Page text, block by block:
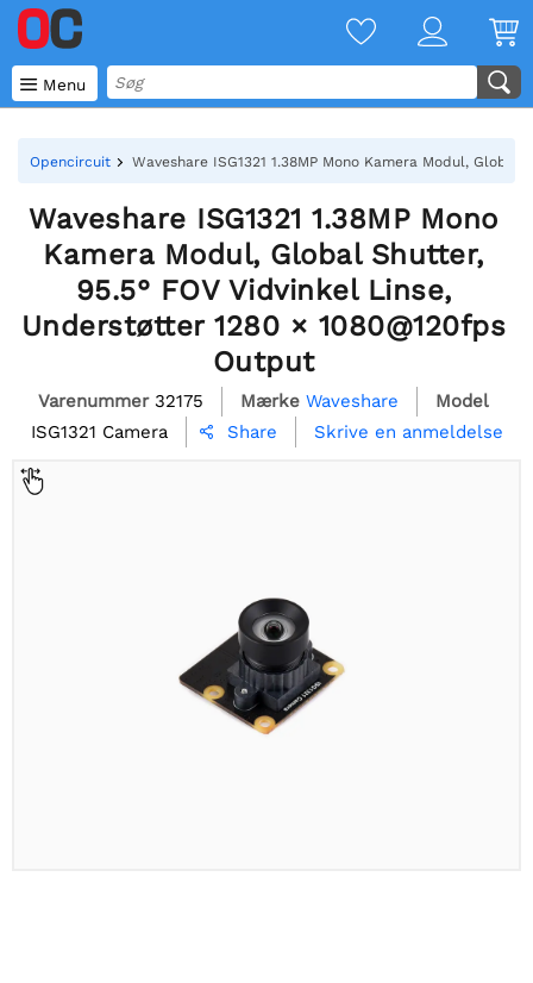
 Menu
Opencircuit Waveshare ISG1321 1.38MP Mono Kamera Modul,
Waveshare ISG1321 1.38MP Mono
Kamera Modul, Global Shutter,
95.5° FOV Vidvinkel Linse,
Understøtter 1280 × 1080@120fps
Output
Varenummer 32175 Mærke Waveshare
Model
ISG1321 Camera
 Share Skrive en anmeldelse